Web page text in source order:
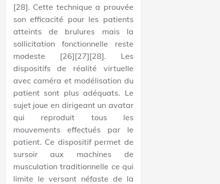
[28]. Cette technique a prouvée
son efficacité pour les patients
atteints de brulures mais la
sollicitation fonctionnelle reste
modeste [26][27][28]. Les
dispositifs de réalité virtuelle
avec caméra et modélisation du
patient sont plus adéquats. Le
sujet joue en dirigeant un avatar
qui reproduit tous les
mouvements effectués par le
patient. Ce dispositif permet de
sursoir aux machines de
musculation traditionnelle ce qui
limite le versant néfaste de la